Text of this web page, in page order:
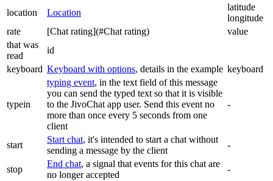
location Location
latitude
longitude
rate
[Chat rating](#Chat rating)
value
that was
read
id
keyboard Keyboard with options, details in the example keyboard
typein
typing event, in the text field of this message
you can send the typed text so that it is visible
to the JivoChat app user. Send this event no
more than once every 5 seconds from one
client
-
start
Start chat, it's intended to start a chat without
sending a message by the client
-
stop
End chat, a signal that events for this chat are
no longer accepted
-